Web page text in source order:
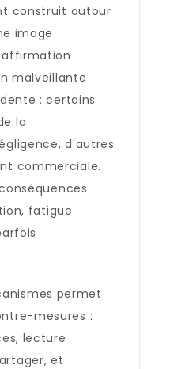
construit autour
image
malveillante
: certains
la
d'autres
commerciale.
fatigue
permet
mesures :
lecture
et